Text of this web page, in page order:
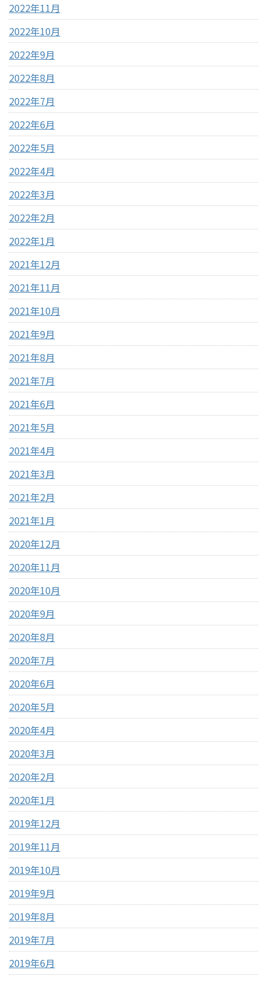
2022年11月
2022年10月
2022年9月
2022年8月
2022年7月
2022年6月
2022年5月
2022年4月
2022年3月
2022年2月
2022年1月
2021年12月
2021年11月
2021年10月
2021年9月
2021年8月
2021年7月
2021年6月
2021年5月
2021年4月
2021年3月
2021年2月
2021年1月
2020年12月
2020年11月
2020年10月
2020年9月
2020年8月
2020年7月
2020年6月
2020年5月
2020年4月
2020年3月
2020年2月
2020年1月
2019年12月
2019年11月
2019年10月
2019年9月
2019年8月
2019年7月
2019年6月